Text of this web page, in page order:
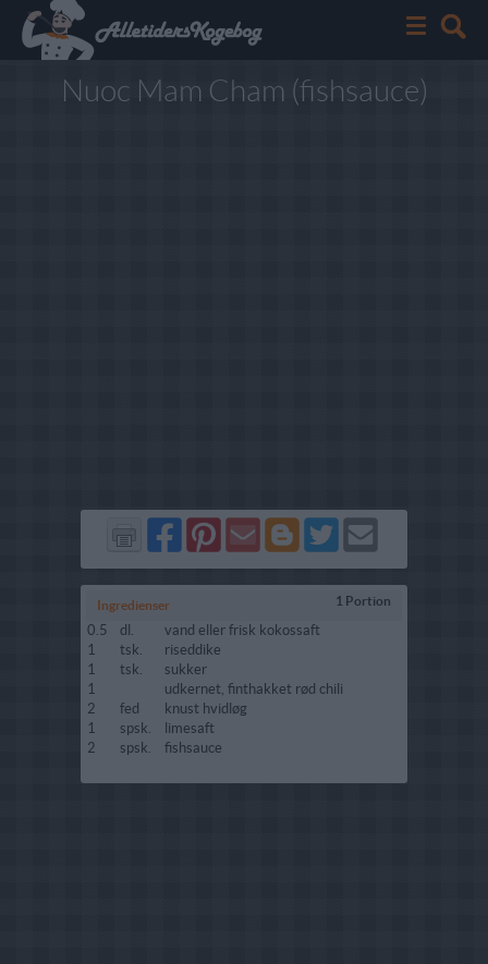
Nuoc Mam Cham (fishsauce)
Del
på
Facebook
Del
på
Pinterest
Send
via
GMail
Del
på
Blogger
Del
på
Twitter
Send
Ingredienser 1 Portion
0.5 dl.
vand eller frisk kokossaft
1
tsk.
riseddike
1
tsk.
sukker
1
udkernet, finthakket rød chili
2
fed
knust hvidløg
1
spsk.
limesaft
2
spsk. fishsauce